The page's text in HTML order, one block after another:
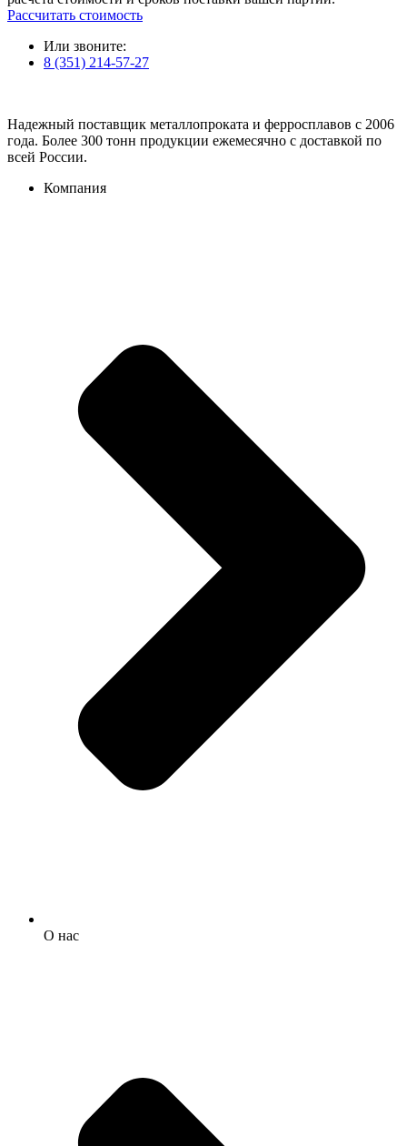
Рассчитать стоимость
Или звоните:
8 (351) 214-57-27
Надежный поставщик металлопроката и ферросплавов с 2006
года. Более 300 тонн продукции ежемесячно с доставкой по
всей России.
Компания
О нас